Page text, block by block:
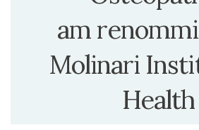
am
Molinari
Health